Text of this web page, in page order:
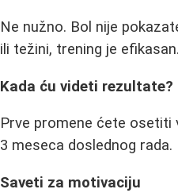
Ne nužno. Bol nije
ili težini, trening je efikasan.
Kada ću videti rezultate?
Prve promene ćete osetiti
3 meseca doslednog rada.
Saveti za motivaciju